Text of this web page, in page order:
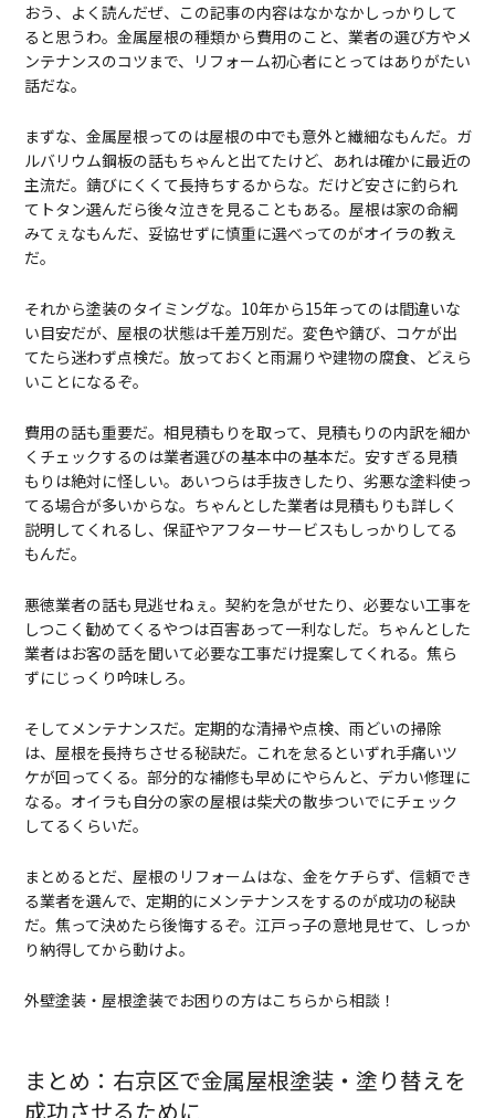
おう、よく読んだぜ、この記事の内容はなかなかしっかりして
ると思うわ。金属屋根の種類から費用のこと、業者の選び方やメ
ンテナンスのコツまで、リフォーム初心者にとってはありがたい
話だな。
まずな、金属屋根ってのは屋根の中でも意外と繊細なもんだ。ガ
ルバリウム鋼板の話もちゃんと出てたけど、あれは確かに最近の
主流だ。錆びにくくて長持ちするからな。だけど安さに釣られ
てトタン選んだら後々泣きを見ることもある。屋根は家の命綱
みてぇなもんだ、妥協せずに慎重に選べってのがオイラの教え
だ。
それから塗装のタイミングな。10年から15年ってのは間違いな
い目安だが、屋根の状態は千差万別だ。変色や錆び、コケが出
てたら迷わず点検だ。放っておくと雨漏りや建物の腐食、どえら
いことになるぞ。
費用の話も重要だ。相見積もりを取って、見積もりの内訳を細か
くチェックするのは業者選びの基本中の基本だ。安すぎる見積
もりは絶対に怪しい。あいつらは手抜きしたり、劣悪な塗料使っ
てる場合が多いからな。ちゃんとした業者は見積もりも詳しく
説明してくれるし、保証やアフターサービスもしっかりしてる
もんだ。
悪徳業者の話も見逃せねぇ。契約を急がせたり、必要ない工事を
しつこく勧めてくるやつは百害あって一利なしだ。ちゃんとした
業者はお客の話を聞いて必要な工事だけ提案してくれる。焦ら
ずにじっくり吟味しろ。
そしてメンテナンスだ。定期的な清掃や点検、雨どいの掃除
は、屋根を長持ちさせる秘訣だ。これを怠るといずれ手痛いツ
ケが回ってくる。部分的な補修も早めにやらんと、デカい修理に
なる。オイラも自分の家の屋根は柴犬の散歩ついでにチェック
してるくらいだ。
まとめるとだ、屋根のリフォームはな、金をケチらず、信頼でき
る業者を選んで、定期的にメンテナンスをするのが成功の秘訣
だ。焦って決めたら後悔するぞ。江戸っ子の意地見せて、しっか
り納得してから動けよ。
外壁塗装・屋根塗装でお困りの方はこちらから相談！
まとめ：右京区で金属屋根塗装・塗り替えを
成功させるために